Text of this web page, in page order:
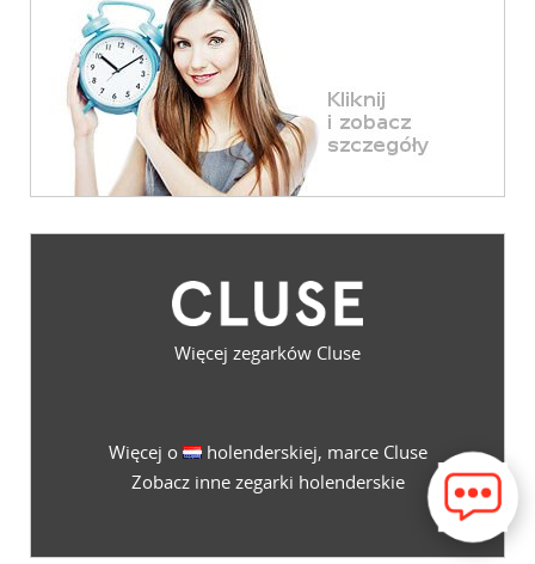
Więcej zegarków Cluse
Więcej o
holenderskiej, marce Cluse
Zobacz inne zegarki holenderskie